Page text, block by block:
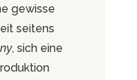
gewisse
seitens
, sich eine